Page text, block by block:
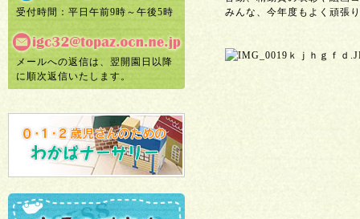
受付時間：平日午前9時～午後5時
メールへの返信は、翌開園日以降
に順次返信いたします。
みんな、今年度もよく頑張